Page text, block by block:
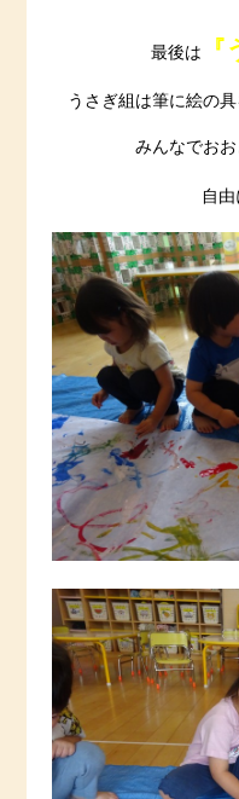
最後は
うさぎ組は筆に絵の
みんなでお
自